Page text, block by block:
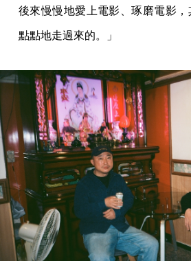
後來慢慢地愛上電影、琢磨電影
點點地走過來的。」